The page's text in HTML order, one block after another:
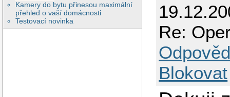
Kamery do bytu přinesou maximální
přehled o vaší domácnosti
Testovací novinka
Re:
Blokovat